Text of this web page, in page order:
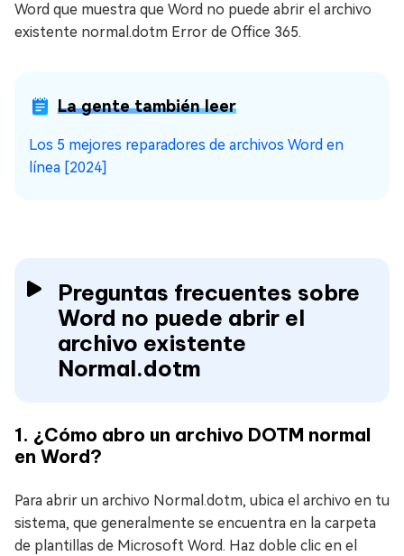
Word que muestra que Word no puede abrir el archivo
existente normal.dotm Error de Office 365.
La gente también leer
Los 5 mejores reparadores de archivos Word en
línea [2024]
Preguntas frecuentes sobre
Word no puede abrir el
archivo existente
Normal.dotm
1. ¿Cómo abro un archivo DOTM normal
en Word?
Para abrir un archivo Normal.dotm, ubica el archivo en tu
sistema, que generalmente se encuentra en la carpeta
de plantillas de Microsoft Word. Haz doble clic en el